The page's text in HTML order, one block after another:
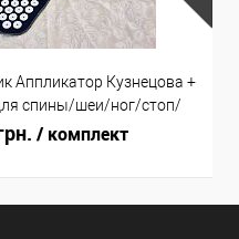
Аппликатор Кузнецова +
спины/шеи/ног/стоп/
(n-0004)
/ комплект